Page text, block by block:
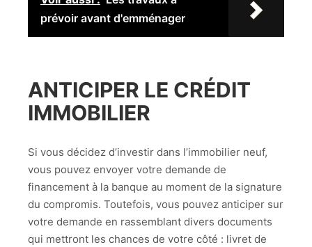
prévoir avant d'emménager
ANTICIPER LE CRÉDIT
IMMOBILIER
Si vous décidez d’investir dans l’immobilier neuf,
vous pouvez envoyer votre demande de
financement à la banque au moment de la signature
du compromis. Toutefois, vous pouvez anticiper sur
votre demande en rassemblant divers documents
qui mettront les chances de votre côté : livret de